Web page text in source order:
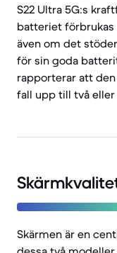
S22 Ultra 5G:s
batteriet förbrukas
även om det
för sin goda
rapporterar att
fall upp till två
Skärmen är en